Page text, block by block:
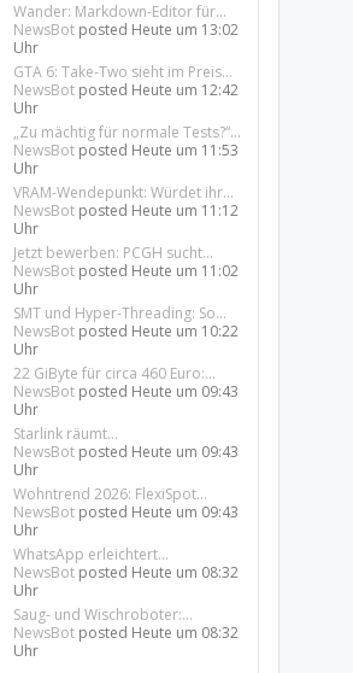
Wander: Markdown-Editor für...
NewsBot posted Heute um 13:02
Uhr
GTA 6: Take-Two sieht im Preis...
NewsBot posted Heute um 12:42
Uhr
„Zu mächtig für normale Tests?“...
NewsBot posted Heute um 11:53
Uhr
VRAM-Wendepunkt: Würdet ihr...
NewsBot posted Heute um 11:12
Uhr
Jetzt bewerben: PCGH sucht...
NewsBot posted Heute um 11:02
Uhr
SMT und Hyper-Threading: So...
NewsBot posted Heute um 10:22
Uhr
22 GiByte für circa 460 Euro:...
NewsBot posted Heute um 09:43
Uhr
Starlink räumt...
NewsBot posted Heute um 09:43
Uhr
Wohntrend 2026: FlexiSpot...
NewsBot posted Heute um 09:43
Uhr
WhatsApp erleichtert...
NewsBot posted Heute um 08:32
Uhr
Saug- und Wischroboter:...
NewsBot posted Heute um 08:32
Uhr